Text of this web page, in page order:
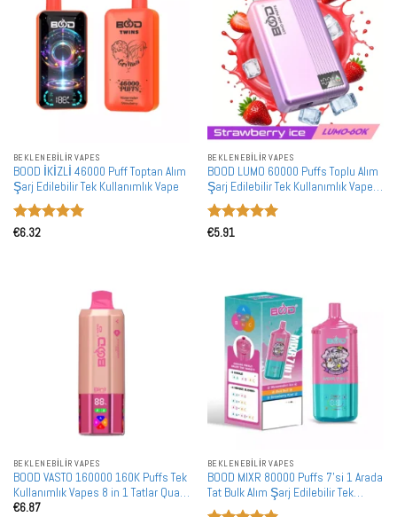
BEKLENEBILIR VAPES
BOOD İKİZLİ 46000 Puff Toptan Alım
Şarj Edilebilir Tek Kullanımlık Vape
5 üzerinden
€6.32
BEKLENEBILIR VAPES
BOOD LUMO 60000 Puffs Toplu Alım
Şarj Edilebilir Tek Kullanımlık Vape
Toptan Satış
5 üzerinden
€5.91
BEKLENEBILIR VAPES
BOOD VASTO 160000 160K Puffs Tek
Kullanımlık Vapes 8 in 1 Tatlar Quad
Mesh Coil Toptan Toplu Alım
€6.87
BEKLENEBILIR VAPES
BOOD MIXR 80000 Puffs 7'si 1 Arada
Tat Bulk Alım Şarj Edilebilir Tek
Kullanımlık Vape Toptan Satış